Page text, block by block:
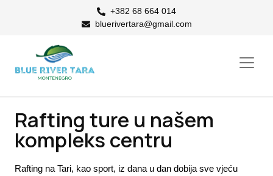
+382 68 664 014
bluerivertara@gmail.com
Rafting ture u našem
kompleks centru
Rafting na Tari, kao sport, iz dana u dan dobija sve vjeću